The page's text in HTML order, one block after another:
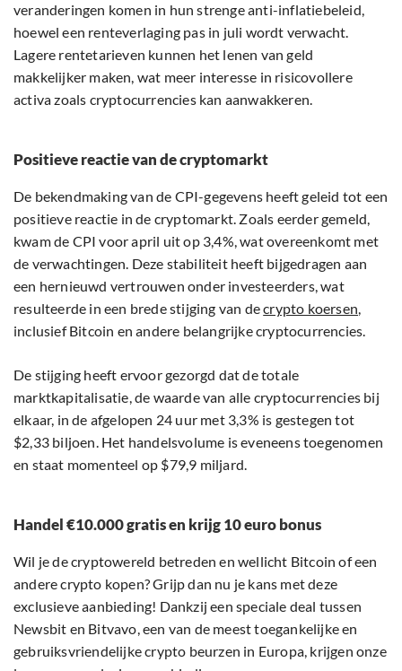
veranderingen komen in hun strenge anti-inflatiebeleid,
hoewel een renteverlaging pas in juli wordt verwacht.
Lagere rentetarieven kunnen het lenen van geld
makkelijker maken, wat meer interesse in risicovollere
activa zoals cryptocurrencies kan aanwakkeren.
Positieve reactie van de cryptomarkt
De bekendmaking van de CPI-gegevens heeft geleid tot een
positieve reactie in de cryptomarkt. Zoals eerder gemeld,
kwam de CPI voor april uit op 3,4%, wat overeenkomt met
de verwachtingen. Deze stabiliteit heeft bijgedragen aan
een hernieuwd vertrouwen onder investeerders, wat
resulteerde in een brede stijging van decrypto koersen,
inclusief Bitcoin en andere belangrijke cryptocurrencies.
De stijging heeft ervoor gezorgd dat de totale
marktkapitalisatie, de waarde van alle cryptocurrencies bij
elkaar, in de afgelopen 24 uur met 3,3% is gestegen tot
$2,33 biljoen. Het handelsvolume is eveneens toegenomen
en staat momenteel op $79,9 miljard.
Handel €10.000 gratis en krijg 10 euro bonus
Wil je de cryptowereld betreden en wellicht Bitcoin of een
andere crypto kopen? Grijp dan nu je kans met deze
exclusieve aanbieding! Dankzij een speciale deal tussen
Newsbit en Bitvavo, een van de meest toegankelijke en
gebruiksvriendelijke crypto beurzen in Europa, krijgen onze